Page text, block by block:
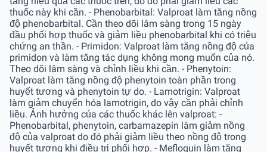
thuốc này khi cần. - Phenobarbital: Valproat làm tăng nồng
độ phenobarbital. Cần theo dõi lâm sàng trong 15 ngày
đầu phối hợp thuốc và giảm liều phenobarbital khi có triệu
chứng an thần. - Primidon: Valproat làm tăng nồng độ của
primidon và làm tăng tác dụng không mong muốn của nó.
Theo dõi lâm sàng và chỉnh liều khi cần. - Phenytoin:
Valproat làm tăng nồng độ phenytoin toàn phần trong
huyết tương và phenytoin tự do. - Lamotrigin: Valproat
làm giảm chuyển hóa lamotrigin, do vậy cần phải chỉnh
liều. Ảnh hưởng của các thuốc khác lên valproat: -
Phenobarbital, phenytoin, carbamazepin làm giảm nồng
độ của valproat do đó phải giảm liều theo nồng độ trong
huyết tương khi điều trị phối hợp. - Mefloquin làm tăng